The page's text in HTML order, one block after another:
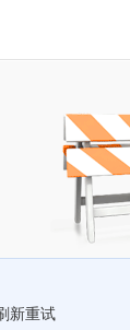
新重试